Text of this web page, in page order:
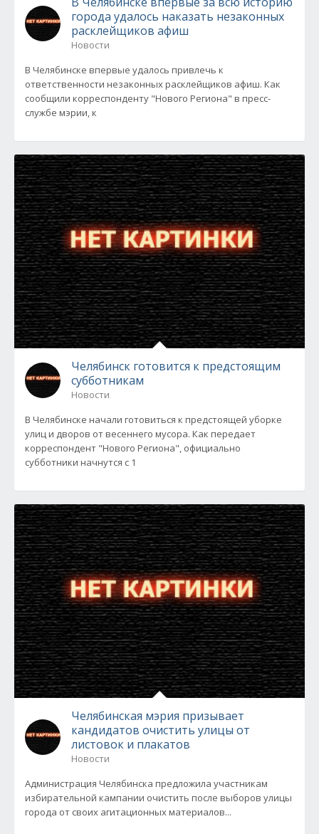
города удалось наказать незаконных
расклейщиков афиш
Новости
В Челябинске впервые удалось привлечь к
ответственности незаконных расклейщиков афиш. Как
сообщили корреспонденту "Нового Региона" в пресс-
службе мэрии, к
Челябинск готовится к предстоящим
субботникам
Новости
В Челябинске начали готовиться к предстоящей уборке
улиц и дворов от весеннего мусора. Как передает
корреспондент "Нового Региона", официально
субботники начнутся с 1
Челябинская мэрия призывает
кандидатов очистить улицы от
листовок и плакатов
Новости
Администрация Челябинска предложила участникам
избирательной кампании очистить после выборов улицы
города от своих агитационных материалов...